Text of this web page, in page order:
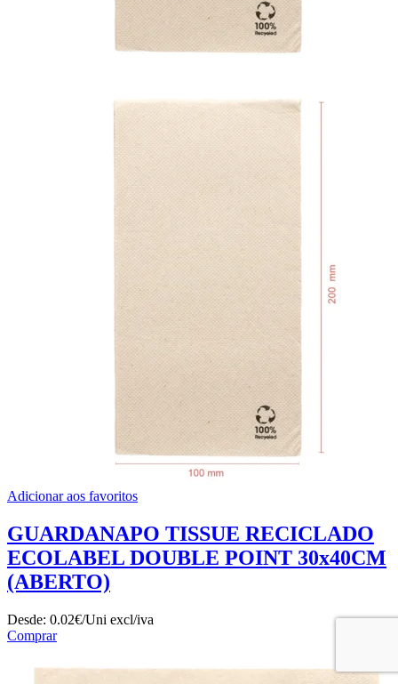
Adicionar aos favoritos
GUARDANAPO TISSUE RECICLADO
ECOLABEL DOUBLE POINT 30x40CM
(ABERTO)
Desde: 0.02€/Uni excl/iva
Comprar